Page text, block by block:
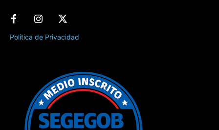
Política de Privacidad